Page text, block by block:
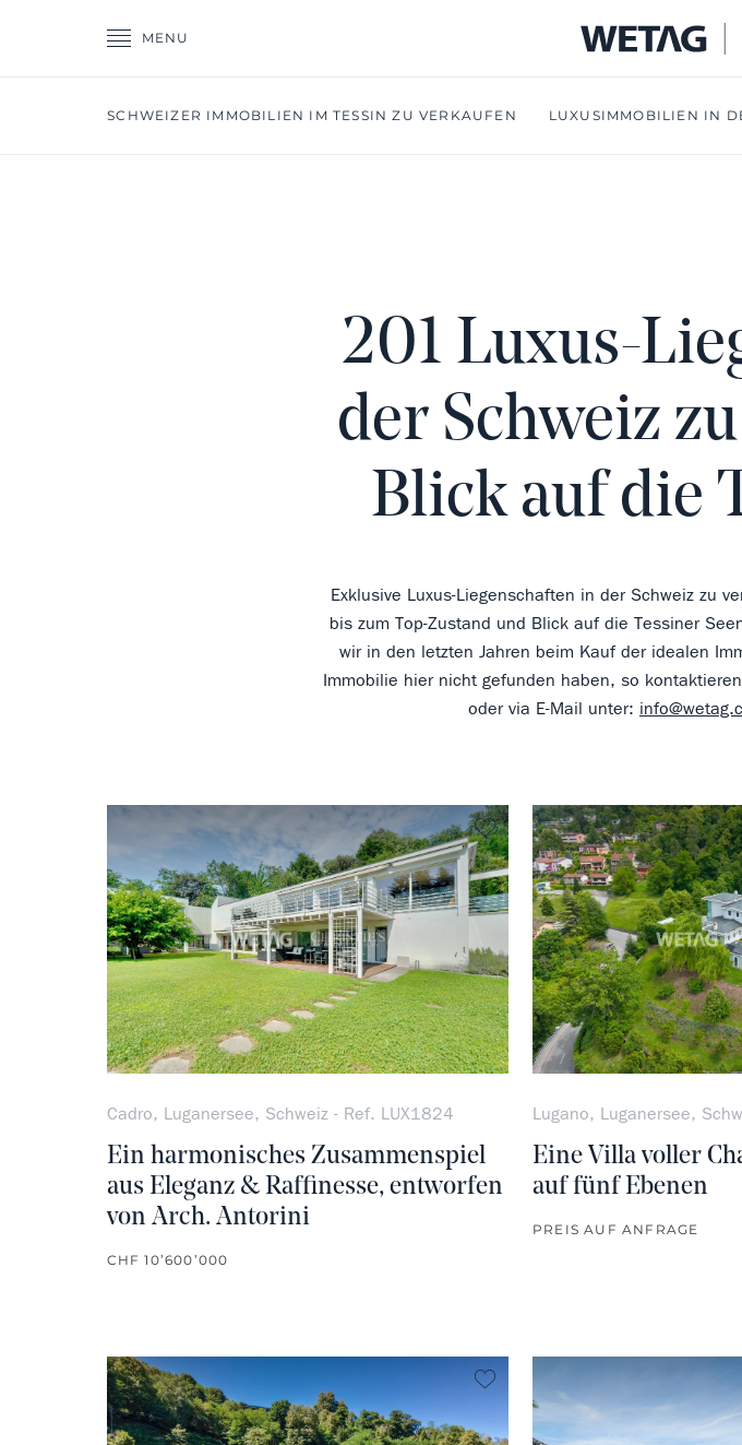
MENU
SCHWEIZER IMMOBILIEN IM TESSIN ZU VERKAUFEN LUXUSIMMOBILIEN IN
201 Luxus-
der Schweiz
Blick auf die
Exklusive Luxus-Liegenschaften in der Schweiz zu
bis zum Top-Zustand und Blick auf die Tessiner
wir in den letzten Jahren beim Kauf der idealen
Immobilie hier nicht gefunden haben, so
oder via E-Mail unter:
kein Favorit
Cadro, Luganersee, Schweiz - Ref. LUX1824
Ein harmonisches Zusammenspiel
aus Eleganz & Raffinesse, entworfen
von Arch. Antorini
CHF 10’600’000
Lugano, Luganersee,
Eine Villa voller
auf fünf Ebenen
PREIS AUF ANFRAGE
kein Favorit